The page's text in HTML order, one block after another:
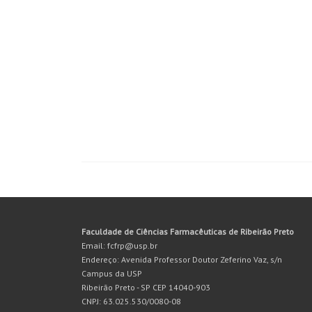
Faculdade de Ciências Farmacêuticas de Ribeirão Preto
Email: fcfrp@usp.br
Endereço: Avenida Professor Doutor Zeferino Vaz, s/n
Campus da USP
Ribeirão Preto - SP CEP 14040-903
CNPJ: 63.025.530/0080-08